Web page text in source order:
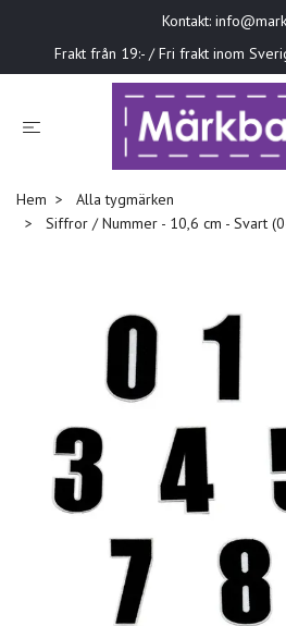
Kontakt:
Frakt från 19:- / Fri frakt inom
Hem
Alla tygmärken
Siffror / Nummer - 10,6 cm - Svart